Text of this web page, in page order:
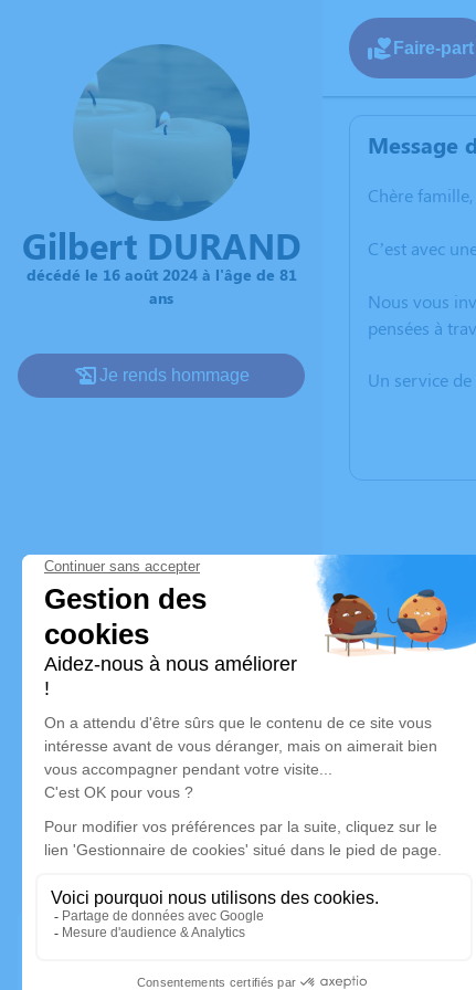
Gilbert DURAND
décédé le 16 août 2024 à l'âge de 81
ans
Je rends hommage
Faire-part
Message
Chère
C’est avec
Nous vous
pensées à
Un service
Déroulé
Le
Église